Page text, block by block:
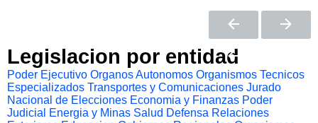
Legislacion por entidad
Poder Ejecutivo Organos Autonomos Organismos Tecnicos
Especializados Transportes y Comunicaciones Jurado
Nacional de Elecciones Economia y Finanzas Poder
Judicial
Energia y Minas Salud Defensa Relaciones